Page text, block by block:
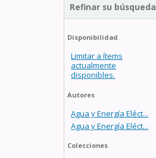
Refinar su búsqueda
Disponibilidad
Limitar a ítems
actualmente
disponibles.
Autores
Agua y Energía Eléct...
Agua y Energía Eléct...
Colecciones